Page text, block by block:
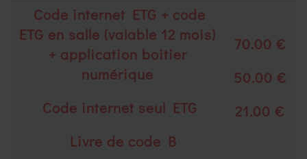
Code internet ETG + code
ETG en salle (valable 12 mois)
+ application boitier
numérique
Code internet seul ETG
Livre de code B
70.00 €
50.00 €
21.00 €